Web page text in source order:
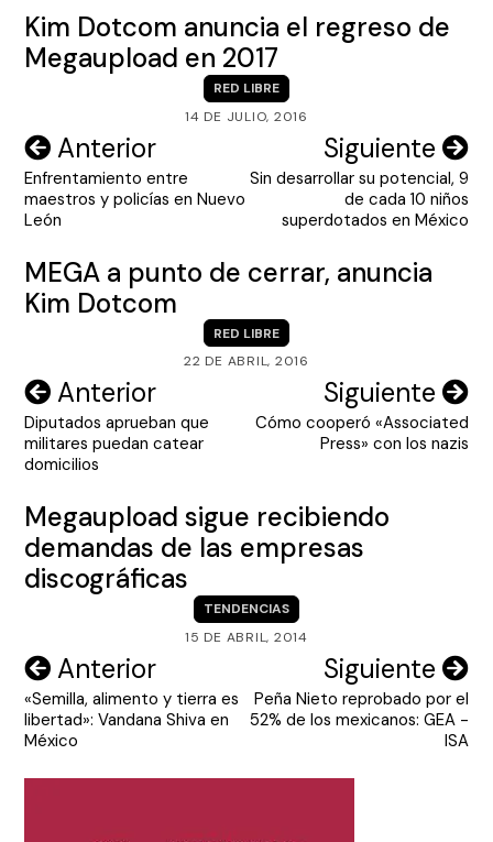
Kim Dotcom anuncia el regreso de
Megaupload en 2017
RED LIBRE
14 DE JULIO, 2016
Navegación
de
entradas
Anterior
Enfrentamiento entre
maestros y policías en Nuevo
León
Siguiente
Sin desarrollar su potencial, 9
de cada 10 niños
superdotados en México
MEGA a punto de cerrar, anuncia
Kim Dotcom
RED LIBRE
22 DE ABRIL, 2016
Navegación
de
entradas
Anterior
Diputados aprueban que
militares puedan catear
domicilios
Siguiente
Cómo cooperó «Associated
Press» con los nazis
Megaupload sigue recibiendo
demandas de las empresas
discográficas
TENDENCIAS
15 DE ABRIL, 2014
Navegación
de
entradas
Anterior
«Semilla, alimento y tierra es
libertad»: Vandana Shiva en
México
Siguiente
Peña Nieto reprobado por el
52% de los mexicanos: GEA -
ISA